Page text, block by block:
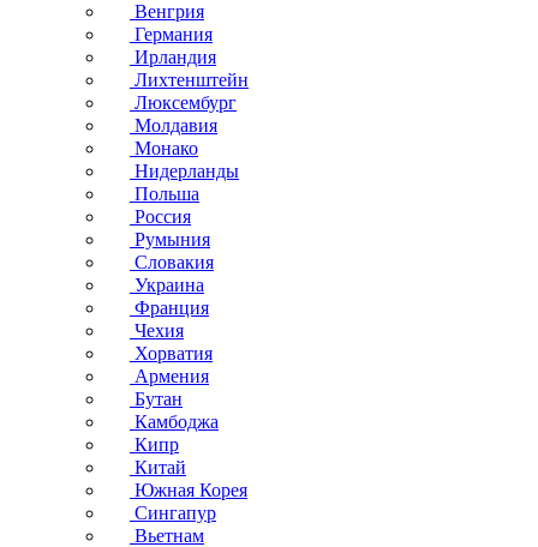
Венгрия
Германия
Ирландия
Лихтенштейн
Люксембург
Молдавия
Монако
Нидерланды
Польша
Россия
Румыния
Словакия
Украина
Франция
Чехия
Хорватия
Армения
Бутан
Камбоджа
Кипр
Китай
Южная Корея
Сингапур
Вьетнам